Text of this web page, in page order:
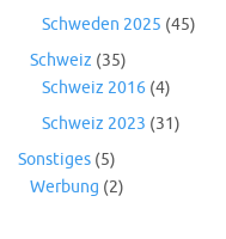
Schweden 2025 (45)
Schweiz (35)
Schweiz 2016 (4)
Schweiz 2023 (31)
Sonstiges (5)
Werbung (2)